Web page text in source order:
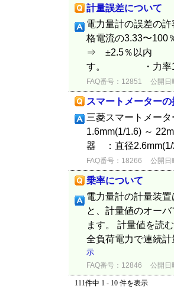
計量誤差について
電力量計の誤差
格電流の3.33〜
⇒ ±2.5％以内 ※
す。 ・力率1
FAQ番号：12851 公開日
スマートメーター
三菱スマートメー
1.6mm(1/1.6) ～
器 ：直径2.6mm(1/
FAQ番号：18266 公開日
乗率について
電力量計の計量装
と、計量値のオー
ます。 計量値を読
全負荷電力で連続
示
FAQ番号：12846 公開日
111件中 1 - 10 件を表示